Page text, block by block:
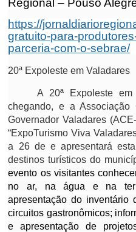
Regional – Pouso
https://
gratuito-para-
parceria-com-o-sebrae/
20ª Expoleste em Valadares
A 20ª Expoleste em
chegando, e a Associação
Governador Valadares
“ExpoTurismo Viva
a 26 de e apresentará
destinos turísticos do
evento os visitantes
no ar, na água e na
apresentação do inventário
circuitos gastronômicos;
e apresentação de